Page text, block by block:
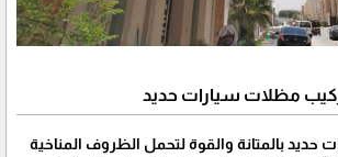
مظلات سيارات حديد
حديد بالمتانة والقوة لتحمل الظروف المناخية